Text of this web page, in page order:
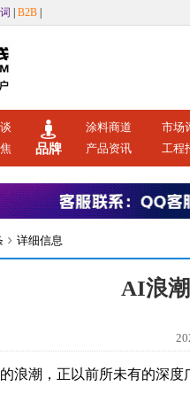
B2B
品牌
涂料商道
市场
产品资讯
工程
详细信息
AI浪
浪潮，正以前所未有的深